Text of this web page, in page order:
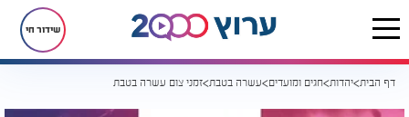
שידור חי
דף הבית יהדות חגים ומועדים עשרה בטבת זמני צום עשרה בטבת